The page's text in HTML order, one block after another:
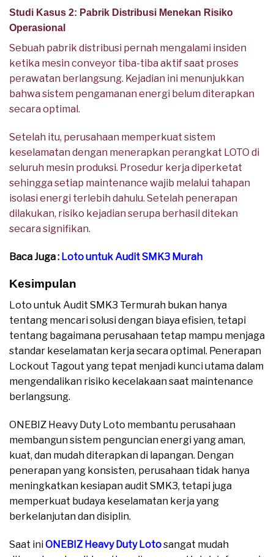
Studi Kasus 2: Pabrik Distribusi Menekan Risiko
Operasional
Sebuah pabrik distribusi pernah mengalami insiden
ketika mesin conveyor tiba-tiba aktif saat proses
perawatan berlangsung. Kejadian ini menunjukkan
bahwa sistem pengamanan energi belum diterapkan
secara optimal.
Setelah itu, perusahaan memperkuat sistem
keselamatan dengan menerapkan perangkat LOTO di
seluruh mesin produksi. Prosedur kerja diperketat
sehingga setiap maintenance wajib melalui tahapan
isolasi energi terlebih dahulu. Setelah penerapan
dilakukan, risiko kejadian serupa berhasil ditekan
secara signifikan.
Baca Juga : Loto untuk Audit SMK3 Murah
Kesimpulan
Loto untuk Audit SMK3 Termurah bukan hanya
tentang mencari solusi dengan biaya efisien, tetapi
tentang bagaimana perusahaan tetap mampu menjaga
standar keselamatan kerja secara optimal. Penerapan
Lockout Tagout yang tepat menjadi kunci utama dalam
mengendalikan risiko kecelakaan saat maintenance
berlangsung.
ONEBIZ Heavy Duty Loto membantu perusahaan
membangun sistem penguncian energi yang aman,
kuat, dan mudah diterapkan di lapangan. Dengan
penerapan yang konsisten, perusahaan tidak hanya
meningkatkan kesiapan audit SMK3, tetapi juga
memperkuat budaya keselamatan kerja yang
berkelanjutan dan disiplin.
Saat iniONEBIZ Heavy Duty Lotosangat mudah